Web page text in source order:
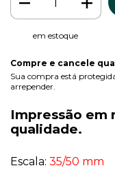
em estoque
Compre e cancele
Sua compra está
arrepender.
Impressão em
qualidade.
Escala: 35/50 mm